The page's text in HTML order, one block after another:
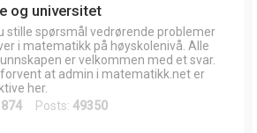
og universitet
stille spørsmål vedrørende problemer
i matematikk på høyskolenivå. Alle
er velkommen med et svar.
forvent at admin i matematikk.net er
her.
Posts: 49350